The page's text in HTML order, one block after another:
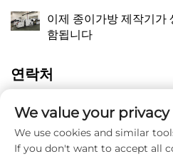
이제 종이가방 제작기가
함됩니다
연락처
A
중국 절강성 온주시 핑양
118번지
P 8615988795434
We value your privacy
We use cookies and similar
If you don't want to accept all